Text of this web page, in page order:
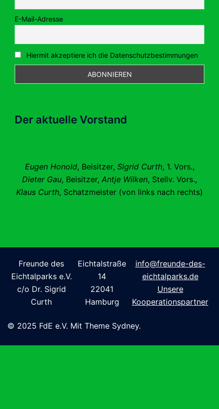
E-Mail-Adresse
Hiermit akzeptiere ich die Datenschutzbestimmungen
Der aktuelle Vorstand
Eugen Honold, Beisitzer, Sigrid Curth, 1. Vors.,
Dieter Gau, Beisitzer, Antje Wilken, Stellv. Vors.,
Klaus Curth, Schatzmeister (von links nach rechts)
Freunde des
Eichtalparks e.V.
c/o Dr. Sigrid
Curth
Eichtalstraße
14
22041
Hamburg
info@freunde-des-
eichtalparks.de
Unsere
Kooperationspartner
© 2025 FdE e.V. Mit Theme Sydney.